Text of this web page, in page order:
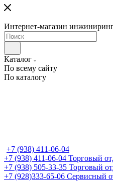
Интернет-магазин
Каталог
По всему сайту
По каталогу
+7 (938) 411-06-04
+7 (938) 411-06-04 Торговый
+7 (938) 505-33-35 Торговый
+7 (928)333-65-06 Сервисный